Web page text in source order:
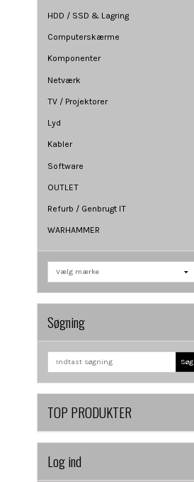
HDD / SSD & Lagring
Computerskærme
Komponenter
Netværk
TV / Projektorer
Lyd
Kabler
Software
OUTLET
Refurb / Genbrugt IT
WARHAMMER
Søgning
Søg
TOP PRODUKTER
Log ind